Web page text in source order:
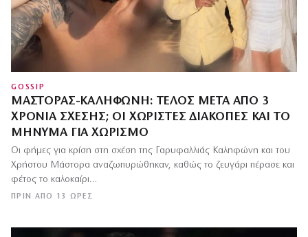
GOSSIP
ΜΆΣΤΟΡΑΣ-ΚΑΛΗΦΏΝΗ: ΤΈΛΟΣ ΜΕΤΆ ΑΠΌ 3
ΧΡΌΝΙΑ ΣΧΈΣΗΣ; ΟΙ ΧΩΡΙΣΤΈΣ ΔΙΑΚΟΠΈΣ ΚΑΙ ΤΟ
ΜΉΝΥΜΑ ΓΙΑ ΧΩΡΙΣΜΌ
ΠΡΙΝ ΑΠΌ 13 ΏΡΕΣ
Οι φήμες για κρίση στη σχέση της Γαρυφαλλιάς Καληφώνη και του
Χρήστου Μάστορα αναζωπυρώθηκαν, καθώς το ζευγάρι πέρασε και
φέτος το καλοκαίρι…